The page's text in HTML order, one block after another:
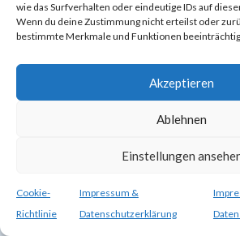
wie das Surfverhalten oder eindeutige IDs auf
Wenn du deine Zustimmung nicht erteilst oder
bestimmte Merkmale und Funktionen
Akzeptieren
Ablehnen
Einstellungen
Cookie-
Richtlinie
Impressum &
Datenschutzerklärung
Impressum &